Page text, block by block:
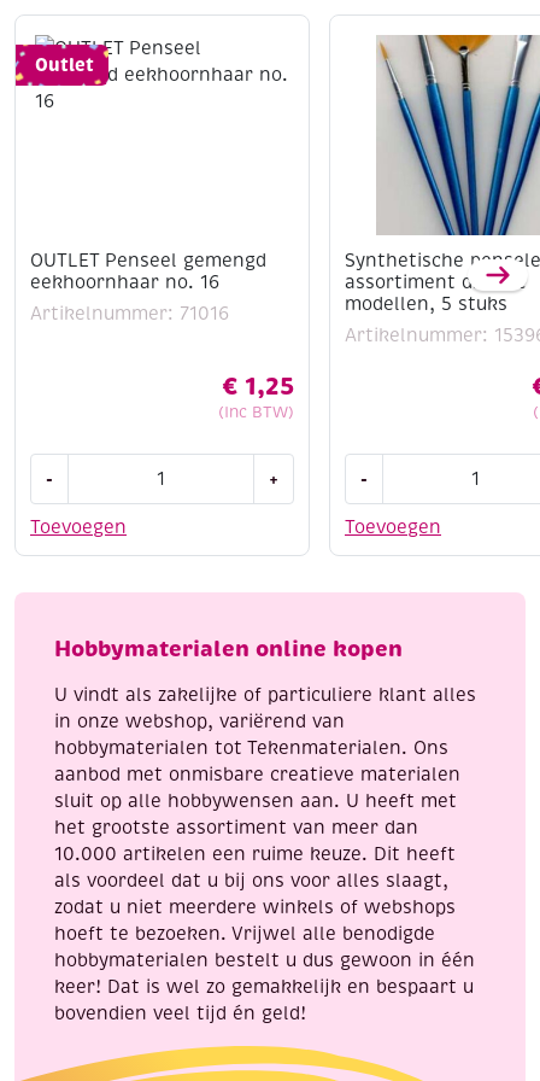
gesso's en gekleurd met acrylverf.
Waterdicht na drogen.
Outlet
OUTLET Penseel gemengd
eekhoornhaar no. 16
Artikelnummer: 71016
€ 1,25
(Inc BTW)
Toevoegen
-
gemengd
16
+
Synthetische
assortiment diverse
modellen, 5 stuks
Artikelnummer:
Toevoegen
-
assortiment
5
aantal
Hobbymaterialen online kopen
U vindt als zakelijke of particuliere klant alles
in onze webshop, variërend van
hobbymaterialen tot Tekenmaterialen. Ons
aanbod met onmisbare creatieve materialen
sluit op alle hobbywensen aan. U heeft met
het grootste assortiment van meer dan
10.000 artikelen een ruime keuze. Dit heeft
als voordeel dat u bij ons voor alles slaagt,
zodat u niet meerdere winkels of webshops
hoeft te bezoeken. Vrijwel alle benodigde
hobbymaterialen bestelt u dus gewoon in één
keer! Dat is wel zo gemakkelijk en bespaart u
bovendien veel tijd én geld!